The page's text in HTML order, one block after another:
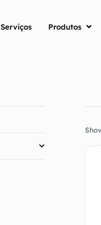
Serviços Produtos